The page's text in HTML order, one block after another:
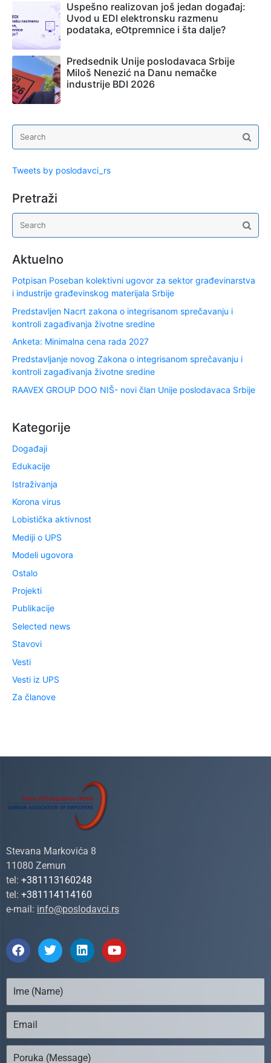
Uspešno realizovan još jedan događaj:
Uvod u EDI elektronsku razmenu
podataka, eOtpremnice i šta dalje?
Predsednik Unije poslodavaca Srbije
Miloš Nenezić na Danu nemačke
industrije BDI 2026
Tweets by poslodavci_rs
Pretraži
Aktuelno
Potpisan Poseban kolektivni ugovor za sektor građevinarstva
i industrije građevinskog materijala Srbije
Predstavljen Nacrt zakona o integrisanom sprečavanju i
kontroli zagađivanja životne sredine
Anketa: Minimalna cena rada 2027
Predstavljanje novog Zakona o integrisanom sprečavanju i
kontroli zagađivanja životne sredine
RAAVEX GROUP DOO NIŠ- novi član Unije poslodavaca Srbije
Kategorije
Događaji
Edukacije
Istraživanja
Korona virus
Lobistička aktivnost
Mediji o UPS
Modeli ugovora
Ostalo
Projekti
Publikacije
Selected news
Stavovi
Vesti
Vesti iz UPS
Za članove
Stevana Markovića 8
11080 Zemun
tel: +381113160248
tel: +381114114160
e-mail: info@poslodavci.rs